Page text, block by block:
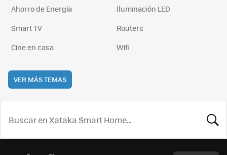
Ahorro de Energía
Iluminación LED
Smart TV
Routers
Cine en casa
Wifi
VER MÁS TEMAS